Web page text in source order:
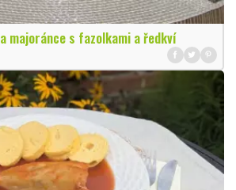
majoránce s fazolkami a ředkví